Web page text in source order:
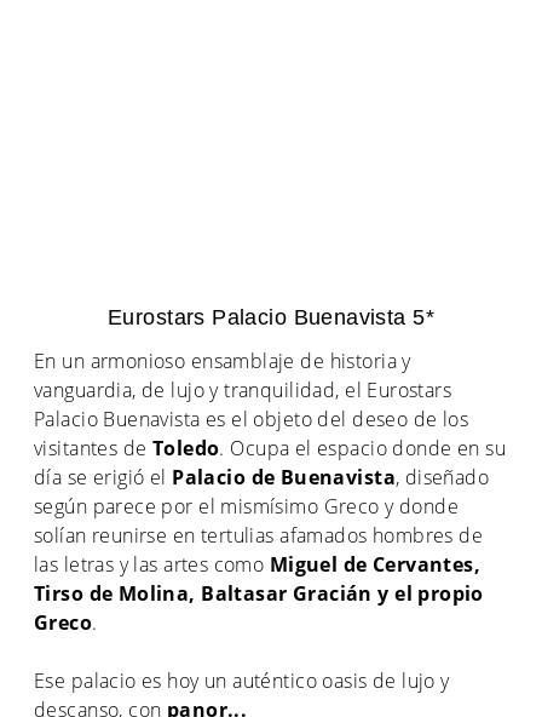
Eurostars Palacio Buenavista 5*
En un armonioso ensamblaje de historia y
vanguardia, de lujo y tranquilidad, el Eurostars
Palacio Buenavista es el objeto del deseo de los
visitantes de Toledo. Ocupa el espacio donde en su
día se erigió el Palacio de Buenavista, diseñado
según parece por el mismísimo Greco y donde
solían reunirse en tertulias afamados hombres de
las letras y las artes como Miguel de Cervantes,
Tirso de Molina, Baltasar Gracián y el propio
Greco.
Ese palacio es hoy un auténtico oasis de lujo y
descanso, con panor...